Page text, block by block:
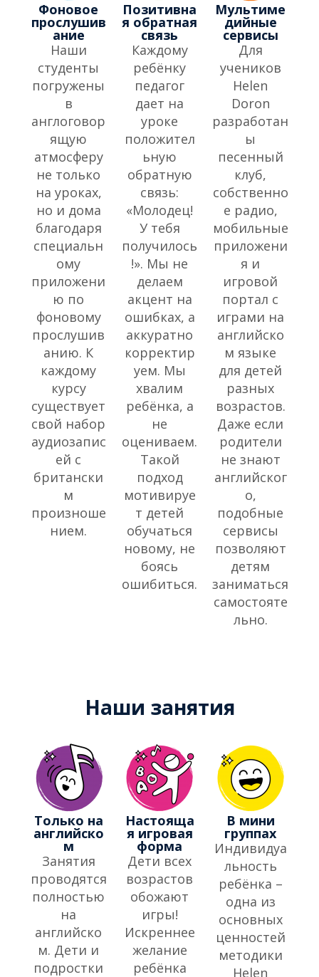
Фоновое
прослушив
ание
Наши
студенты
погружены
в
англоговор
ящую
атмосферу
не только
на уроках,
но и дома
благодаря
специальн
ому
приложени
ю по
фоновому
прослушив
анию. К
каждому
курсу
существует
свой набор
аудиозапис
ей с
британски
м
произноше
нием.
Позитивна
я обратная
связь
Каждому
ребёнку
педагог
дает на
уроке
положител
ьную
обратную
связь:
«Молодец!
У тебя
получилось
!». Мы не
делаем
акцент на
ошибках, а
аккуратно
корректир
уем. Мы
хвалим
ребёнка, а
не
оцениваем.
Такой
подход
мотивируе
т детей
обучаться
новому, не
боясь
ошибиться.
Мультиме
дийные
сервисы
Для
учеников
Helen
Doron
разработан
ы
песенный
клуб,
собственно
е радио,
мобильные
приложени
я и
игровой
портал с
играми на
английско
м языке
для детей
разных
возрастов.
Даже если
родители
не знают
английског
о,
подобные
сервисы
позволяют
детям
заниматься
самостояте
льно.
Наши занятия
Только на
английско
м
Занятия
проводятся
полностью
на
английско
м. Дети и
подростки
Настояща
я игровая
форма
Дети всех
возрастов
обожают
игры!
Искреннее
желание
ребёнка
В мини
группах
Индивидуа
льность
ребёнка –
одна из
основных
ценностей
методики
Helen